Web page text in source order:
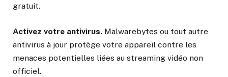
gratuit.
Activez votre antivirus. Malwarebytes ou tout autre
antivirus à jour protège votre appareil contre les
menaces potentielles liées au streaming vidéo non
officiel.